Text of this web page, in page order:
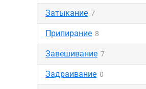
Затыкание 7
Припирание 8
Завешивание 7
Задраивание 0